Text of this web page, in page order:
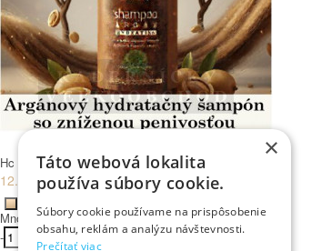
Hc Lab arganový ŠAMPÓN hydratačný 250 ml
12.00 €
Množstvo
-
+ Kúpiť
×
Táto webová lokalita
používa súbory cookie.
Súbory cookie používame na prispôsobenie
obsahu, reklám a analýzu návštevnosti.
Prečítať viac